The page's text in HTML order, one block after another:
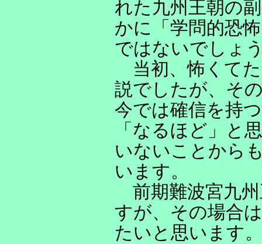
れた九州王朝の
かに「学問的恐
ではないでしょ
当初、怖くて
説でしたが、そ
今では確信を持
「なるほど」と
いないことから
います。
前期難波宮九州
すが、その場合
たいと思います